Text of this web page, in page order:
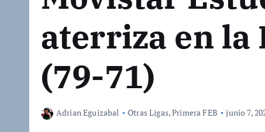
aterriza en la
(79-71)
Adrian Eguizabal Otras Ligas,Primera FEB junio 7,